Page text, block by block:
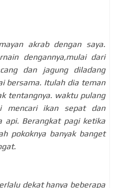
akrab dengan saya.
dengannya,mulai dari
dan jagung diladang
bersama. Itulah dia teman
tentangnya. waktu pulang
mencari ikan sepat dan
api. Berangkat pagi ketika
pokoknya banyak banget
dekat hanya beberapa